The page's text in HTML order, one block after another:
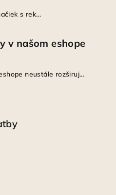
s rek...
v našom eshope
neustále rozširuj...